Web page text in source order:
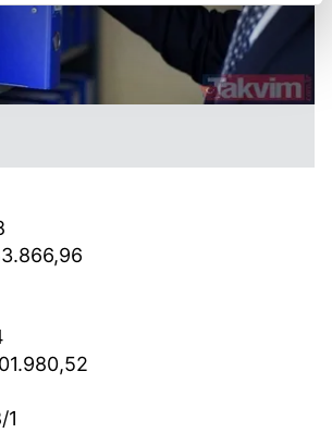
karşılamak noktasında tek gelir
sizlere hatırlatmak isteriz.
bu çerezlere izin vermedikleri
hizmet sunabilmek için İnternet
ve üçüncü kişilere ait çerezler
çerezler vasıtasıyla çeşitli kişisel
olup gerekli olan çerezler bilgi
sunulması amacıyla
çerezler, sitemizin daha işlevsel
ve sizlere yönelik
yapılması, amaçlarıyla
1